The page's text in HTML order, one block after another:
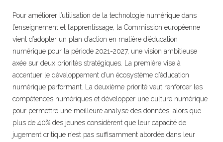
Pour améliorer l’utilisation de la technologie numérique dans
l’enseignement et l’apprentissage, la Commission européenne
vient d’adopter un plan d’action en matière d’éducation
numérique pour la période 2021-2027, une vision ambitieuse
axée sur deux priorités stratégiques. La première vise à
accentuer le développement d’un écosystème d’éducation
numérique performant. La deuxième priorité veut renforcer les
compétences numériques et développer une culture numérique
pour permettre une meilleure analyse des données, alors que
plus de 40% des jeunes considèrent que leur capacité de
jugement critique n’est pas suffisamment abordée dans leur